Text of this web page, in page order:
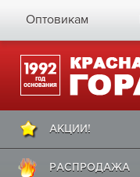
Оптовикам
АКЦИИ!
РАСПРОДАЖА